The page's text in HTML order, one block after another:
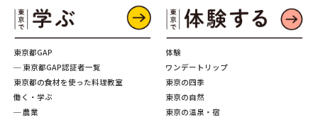
東京都GAP
─ 東京都GAP認証者一覧
東京都の食材を使った料理教室
働く・学ぶ
─ 農業
体験
ワンデートリップ
東京の四季
東京の自然
東京の温泉・宿